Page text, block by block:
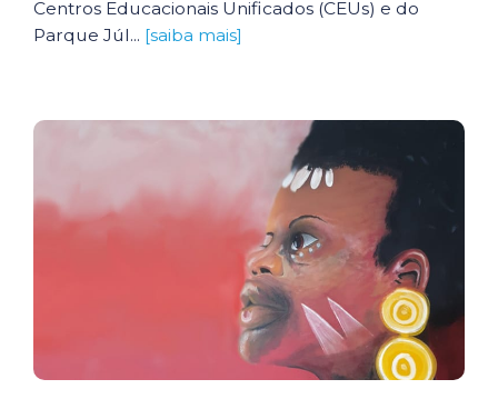
Centros Educacionais Unificados (CEUs) e do
Parque Júl... [saiba mais]